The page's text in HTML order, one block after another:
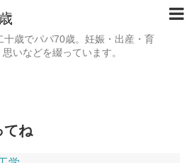
十歳でパパ70歳。妊娠・出産・育
いなどを綴っています。
てね